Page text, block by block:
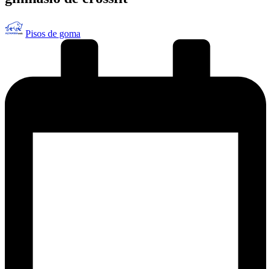
Publicado
por
Pisos de goma